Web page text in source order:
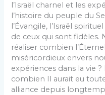
l’Israël charnel et les
l’histoire du peuple du
l’Évangile, l’Israël
de ceux qui sont fidèles.
réaliser combien
miséricordieux envers
expériences dans la vie
combien Il aurait eu
alliance depuis